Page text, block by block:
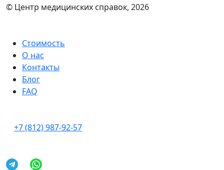
© Центр медицинских справок, 2026
Стоимость
О нас
Контакты
Блог
FAQ
+7 (812) 987-92-57